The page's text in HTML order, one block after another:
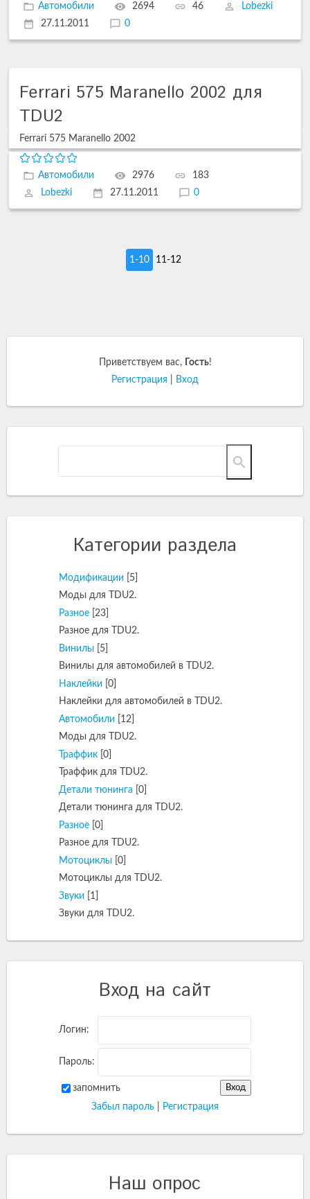
Автомобили 2694 46
Lobezki
27.11.2011
0
Ferrari 575 Maranello 2002 для
TDU2
Ferrari 575 Maranello 2002
Автомобили 2976
183
Lobezki
27.11.2011 0
1-10 11-12
Приветствуем вас, Гость!
Регистрация
Вход
Категории раздела
Модификации
[5]
Моды для TDU2.
Разное [23]
Разное для TDU2.
Винилы
[5]
Винилы для автомобилей в TDU2.
Наклейки
[0]
Наклейки для автомобилей в TDU2.
Автомобили
[12]
Моды для TDU2.
Траффик [0]
Траффик для TDU2.
Детали тюнинга
[0]
Детали тюнинга для TDU2.
Разное [0]
Разное для TDU2.
Мотоциклы [0]
Мотоциклы для TDU2.
Звуки
[1]
Звуки для TDU2.
Вход на сайт
Логин:
Пароль:
запомнить
Забыл пароль
Регистрация
Наш опрос